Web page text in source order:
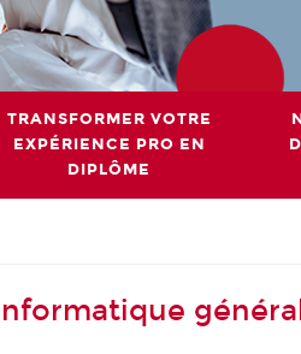
TRANSFORMER VOTRE
EXPÉRIENCE PRO EN
DIPLÔME